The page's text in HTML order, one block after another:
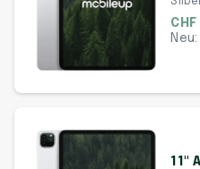
11"